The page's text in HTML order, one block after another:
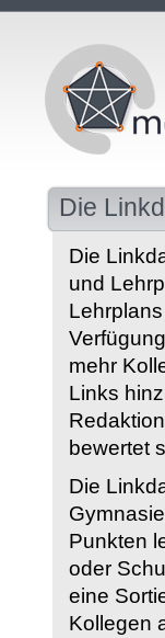
Die
Die
und
mehr
Links
bewertet
Die
Punkten
oder
eine
Kollegen